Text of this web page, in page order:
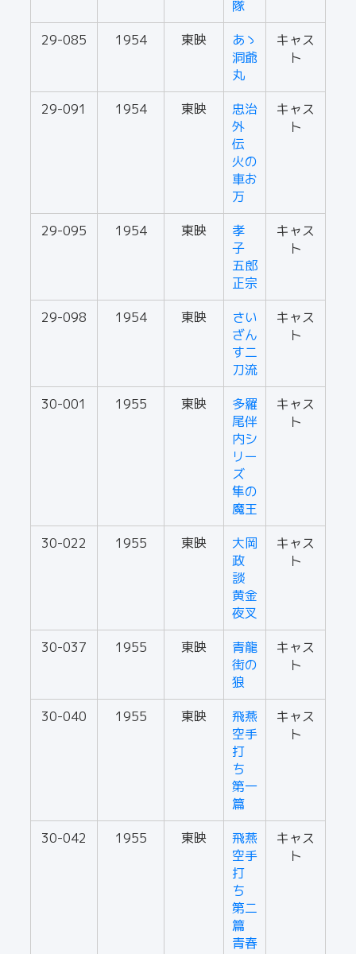
隊
29-085
1954 東映
あゝ
洞爺
丸
キャス
ト
29-091 1954 東映
忠治
外
伝
火の
車お
万
キャス
ト
29-095 1954 東映
孝
子
五郎
正宗
キャス
ト
29-098 1954 東映
さい
ざん
す二
刀流
キャス
ト
30-001 1955 東映
多羅
尾伴
内シ
リー
ズ
隼の
魔王
キャス
ト
30-022 1955 東映
大岡
政
談
黄金
夜叉
キャス
ト
30-037 1955 東映
青龍
街の
狼
キャス
ト
30-040 1955 東映
飛燕
空手
打
ち
第一
篇
キャス
ト
30-042 1955 東映
飛燕
空手
打
ち
第二
篇
青春
キャス
ト